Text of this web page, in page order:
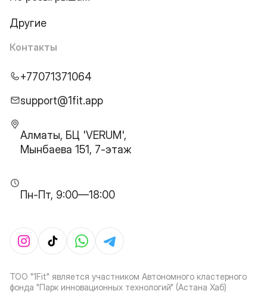
Другие
Контакты
+77071371064
support@1fit.app
Алматы, БЦ 'VERUM',
Мынбаева 151, 7-этаж
Пн-Пт, 9:00—18:00
ТОО "1Fit" является участником Автономного кластерного
фонда "Парк инновационных технологий" (Астана Хаб)